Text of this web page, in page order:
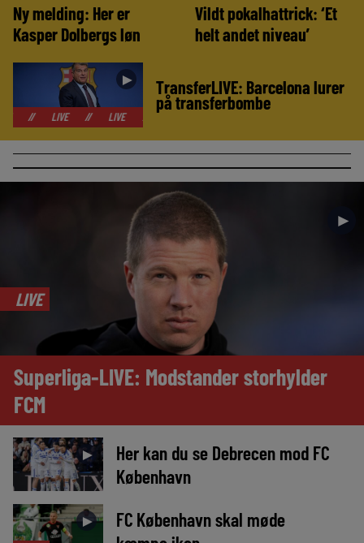
Ny melding: Her er
Kasper Dolbergs løn
Vildt pokalhattrick: ‘Et
helt andet niveau’
►
LIVE LIVE //
TransferLIVE: Barcelona lurer
på transferbombe
►
LIVE
Superliga-LIVE: Modstander storhylder
FCM
►
Her kan du se Debrecen mod FC
København
►
FC København skal møde